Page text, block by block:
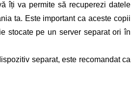
îți va permite să recuperezi datele
ta. Este important ca aceste copii
stocate pe un server separat ori în
separat, este recomandat ca